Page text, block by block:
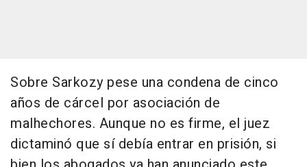
Sobre Sarkozy pese una condena de cinco
años de cárcel por asociación de
malhechores. Aunque no es firme, el juez
dictaminó que sí debía entrar en prisión, si